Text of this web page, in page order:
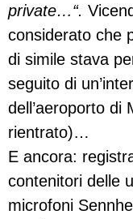
private…“.
considerato che
di simile stava
seguito di
dell’aeroporto di
rientrato)…
E ancora:
contenitori delle
microfoni